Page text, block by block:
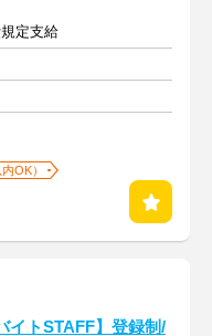
定支給
OK）
イトSTAFF】登録制/